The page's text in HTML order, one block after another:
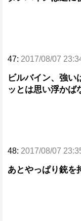
47: 2017/08/07
ビルバイン、強い
ッとは思い浮かば
48: 2017/08/07
あとやっぱり銃を